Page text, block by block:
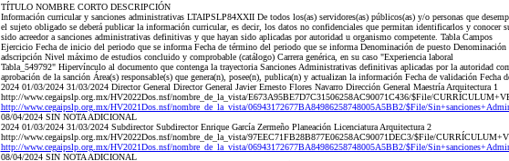
TÍTULO NOMBRE CORTO DESCRIPCIÓN
Información curricular y sanciones administrativas LTAIPSLP84XXII De todos los(as) servidores(as) públicos(as) y/o personas que
el sujeto obligado se deberá publicar la información curricular, es decir, los datos no confidenciales que permitan identificarlos y conocer
sido acreedor a sanciones administrativas definitivas y que hayan sido aplicadas por autoridad u organismo competente. Tabla Campos
Ejercicio Fecha de inicio del periodo que se informa Fecha de término del periodo que se informa Denominación de puesto
adscripción Nivel máximo de estudios concluido y comprobable (catálogo) Carrera genérica, en su caso "Experiencia laboral
Tabla_549792" Hipervínculo al documento que contenga la trayectoria Sanciones Administrativas definitivas aplicadas por la autoridad
aprobación de la sanción Área(s) responsable(s) que genera(n), posee(n), publica(n) y actualizan la información Fecha de validación Fecha
2024 01/03/2024 31/03/2024 Director General Director General Javier Ernesto Flores Navarro Dirección General Maestría Arquitectura 1
http://www.cegaipslp.org.mx/HV2022Dos.nsf/nombre_de_la_vista/E673A95BE7D7C31506258AC90071C436/$File/
http://www.cegaipslp.org.mx/HV2021Dos.nsf/nombre_de_la_vista/06943172677BA84986258748005A5BB2/$File/
08/04/2024 SIN NOTA ADICIONAL
2024 01/03/2024 31/03/2024 Subdirector Subdirector Enrique García Zermeño Planeación Licenciatura Arquitectura 2
http://www.cegaipslp.org.mx/HV2022Dos.nsf/nombre_de_la_vista/97EEC71FB28B877E06258AC90071DEC3/$File/
http://www.cegaipslp.org.mx/HV2021Dos.nsf/nombre_de_la_vista/06943172677BA84986258748005A5BB2/$File/
08/04/2024 SIN NOTA ADICIONAL